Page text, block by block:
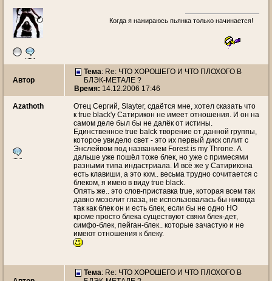
Когда я нажираюсь пьянка только начинается!
Автор
Тема: Re: ЧТО ХОРОШЕГО И ЧТО ПЛОХОГО В
БЛЭК-МЕТАЛЕ ?
Время: 14.12.2006 17:46
Azathoth
Отец Сергий, Slayter, сдаётся мне, хотел сказать что
к true black'у Сатирикон не имеет отношения. И он на
самом деле был бы не далёк от истины.
Единственное true balck творение от данной группы,
которое увидело свет - это их первый диск сплит с
Энслейвом под названием Forest is my Throne. А
дальше уже пошёл тоже блек, но уже с примесями
разными типа индастриала. И всё же у Сатирикона
есть клавиши, а это кхм.. весьма трудно сочитается с
блеком, я имею в виду true black.
Опять же.. это слов-приставка true, которая всем так
давно мозолит глаза, не использовалась бы никогда
так как блек он и есть блек, если бы не одно НО
кроме просто блека существуют свяки блек-дет,
симфо-блек, пейган-блек.. которые зачастую и не
имеют отношения к блеку.
Тема: Re: ЧТО ХОРОШЕГО И ЧТО ПЛОХОГО В